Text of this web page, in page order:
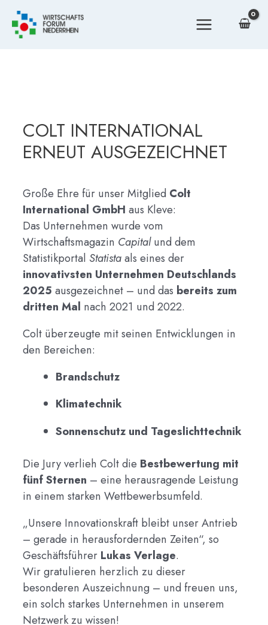
Zum
Inhalt
springen
COLT INTERNATIONAL
ERNEUT AUSGEZEICHNET
Große Ehre für unser Mitglied Colt
International GmbH aus Kleve:
Das Unternehmen wurde vom
Wirtschaftsmagazin Capitalund dem
Statistikportal Statistaals eines der
innovativsten Unternehmen Deutschlands
2025 ausgezeichnet – und das bereits zum
dritten Mal nach 2021 und 2022.
Colt überzeugte mit seinen Entwicklungen in
den Bereichen:
Brandschutz
Klimatechnik
Sonnenschutz und Tageslichttechnik
Die Jury verlieh Colt die Bestbewertung mit
fünf Sternen – eine herausragende Leistung
in einem starken Wettbewerbsumfeld.
„Unsere Innovationskraft bleibt unser Antrieb
– gerade in herausfordernden Zeiten“, so
Geschäftsführer Lukas Verlage.
Wir gratulieren herzlich zu dieser
besonderen Auszeichnung – und freuen uns,
ein solch starkes Unternehmen in unserem
Netzwerk zu wissen!